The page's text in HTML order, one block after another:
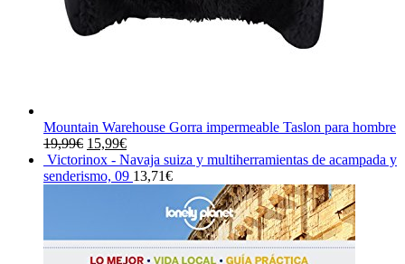
Mountain Warehouse Gorra impermeable Taslon para hombre
19,99€ El
precio
original
15,99€El
precio
actual
15,99€.
Victorinox - Navaja suiza y multiherramientas de acampada y
senderismo, 09 13,71€